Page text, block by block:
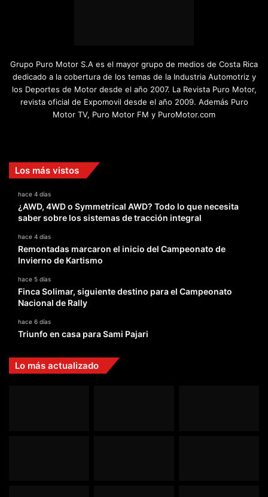
Grupo Puro Motor S.A es el mayor grupo de medios de Costa Rica
dedicado a la cobertura de los temas de la Industria Automotriz y
los Deportes de Motor desde el año 2007. La Revista Puro Motor,
revista oficial de Expomovil desde el año 2009. Además Puro
Motor TV, Puro Motor FM y PuroMotor.com
Los más vistos
hace 4 días
¿AWD, 4WD o Symmetrical AWD? Todo lo que necesita
saber sobre los sistemas de tracción integral
hace 4 días
Remontadas marcaron el inicio del Campeonato de
Invierno de Kartismo
hace 5 días
Finca Solimar, siguiente destino para el Campeonato
Nacional de Rally
hace 6 días
Triunfo en casa para Sami Pajari
Lo más actualizado